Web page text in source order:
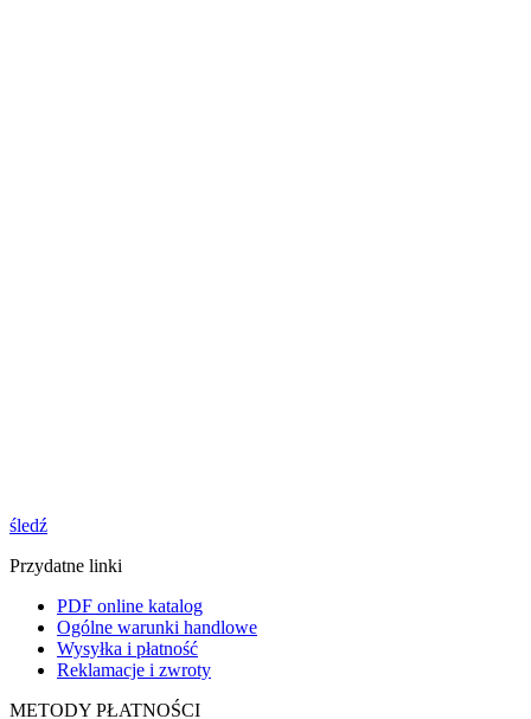
śledź
Przydatne linki
PDF online katalog
Ogólne warunki handlowe
Wysyłka i płatność
Reklamacje i zwroty
METODY PŁATNOŚCI